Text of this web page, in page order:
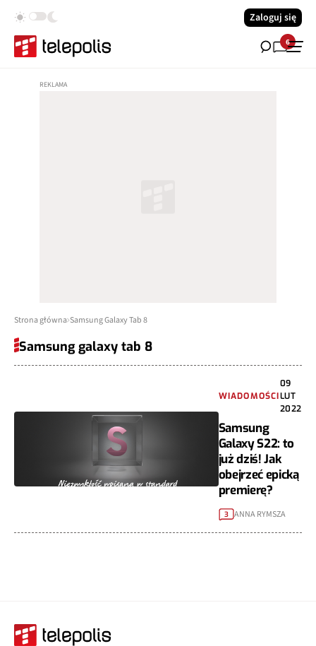
Zaloguj się
6
Strona główna Samsung Galaxy Tab 8
Samsung galaxy tab 8
WIADOMOŚCI
09
LUT
2022
Samsung
Galaxy S22: to
już dziś! Jak
obejrzeć epicką
premierę?
3 ANNA RYMSZA